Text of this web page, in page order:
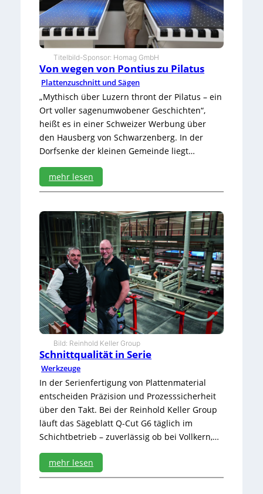
c
h
W
u
s
c
Titelbild-Sponsor: Homag GmbH
Von wegen von Pontius zu Pilatus
Plattenzuschnitt und Sägen
„Mythisch über Luzern thront der Pilatus – ein
Ort voller sagenumwobener Geschichten“,
heißt es in einer Schweizer Werbung über
den Hausberg von Schwarzenberg. In der
Dorfsenke der kleinen Gemeinde liegt…
mehr lesen
:
o
g
e
n
v
o
n
P
o
t
u
s
u
P
i
t
Bild: Reinhold Keller Group
Schnittqualität in Serie
Werkzeuge
In der Serienfertigung von Plattenmaterial
entscheiden Präzision und Prozesssicherheit
über den Takt. Bei der Reinhold Keller Group
läuft das Sägeblatt Q-Cut G6 täglich im
Schichtbetrieb – zuverlässig ob bei Vollkern,…
mehr lesen
: